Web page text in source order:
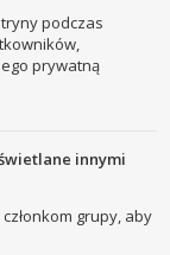
podczas
prywatną
innymi
grupy, aby